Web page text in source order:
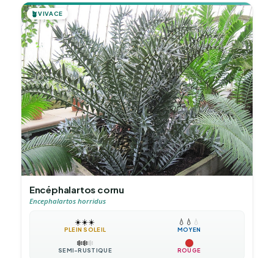
🪴VIVACE
Encéphalartos cornu
Encephalartos horridus
☀️☀️☀️
PLEIN SOLEIL
💧 💧 💧
MOYEN
❄️❄️❄️
SEMI-RUSTIQUE ROUGE